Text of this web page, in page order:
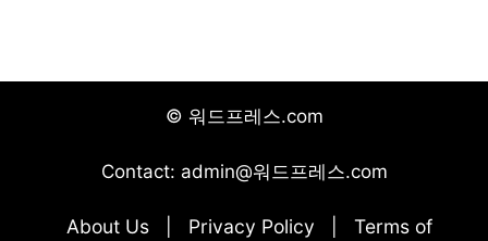
© 워드프레스.com
Contact: admin@워드프레스.com
About Us Privacy Policy Terms of